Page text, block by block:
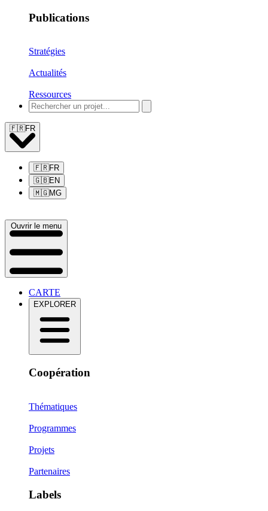
Publications
Stratégies
Actualités
Ressources
🇫🇷FR
🇫🇷FR
🇬🇧EN
🇲🇬MG
Ouvrir le menu
CARTE
EXPLORER
Coopération
Thématiques
Programmes
Projets
Partenaires
Labels